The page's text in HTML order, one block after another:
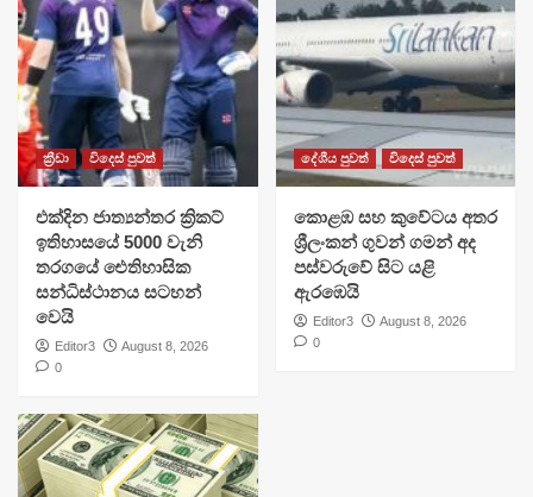
ක්‍රීඩා විදෙස් පුවත්
එක්දින ජාත්‍යන්තර ක්‍රිකට්
ඉතිහාසයේ 5000 වැනි
තරගයේ ඓතිහාසික
සන්ධිස්ථානය සටහන්
වෙයි
Editor3
August 8, 2026
0
දේශීය පුවත් විදෙස් පුවත්
​කොළඹ සහ කුවේටය අතර
ශ්‍රීලංකන් ගුවන් ගමන් අද
පස්වරුවේ සිට යළි
ඇරඹෙයි
Editor3
August 8, 2026
0